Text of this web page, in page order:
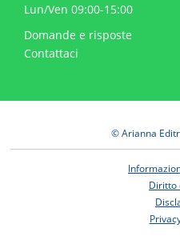
Lun/Ven 09:00-15:00
Domande e risposte
Contattaci
© Arianna
Diritto